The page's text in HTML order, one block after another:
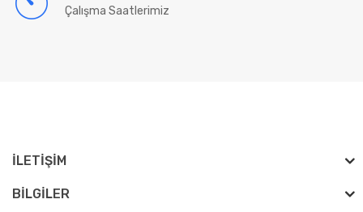
Çalışma Saatlerimiz
İLETIŞIM
BILGILER